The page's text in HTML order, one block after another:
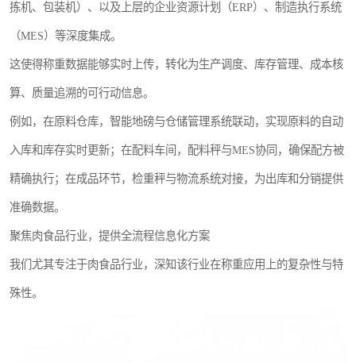
拣机、包装机）、以及上层的企业资源计划（ERP）、制造执行系统
（MES）等深度集成。
这使得称重数据能够实时上传，转化为生产调度、库存管理、成本核
算、质量追溯的可行动信息。
例如，在原料仓库，智能地磅与仓储管理系统联动，实现原料的自动
入库和库存实时更新；在配料车间，配料秤与MES协同，确保配方被
精确执行；在成品环节，检重秤与物流系统对接，为出库和分销提供
准确数据。
聚焦肉食品行业，提供全流程信息化方案
我们尤其专注于肉食品行业，深知该行业在称重应用上的复杂性与特
殊性。